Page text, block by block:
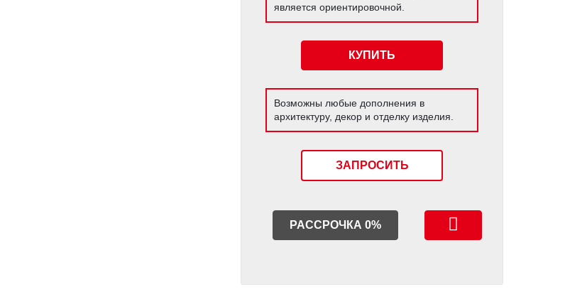
является ориентировочной.
КУПИТЬ
Возможны любые дополнения в
архитектуру, декор и отделку изделия.
ЗАПРОСИТЬ
РАССРОЧКА 0%